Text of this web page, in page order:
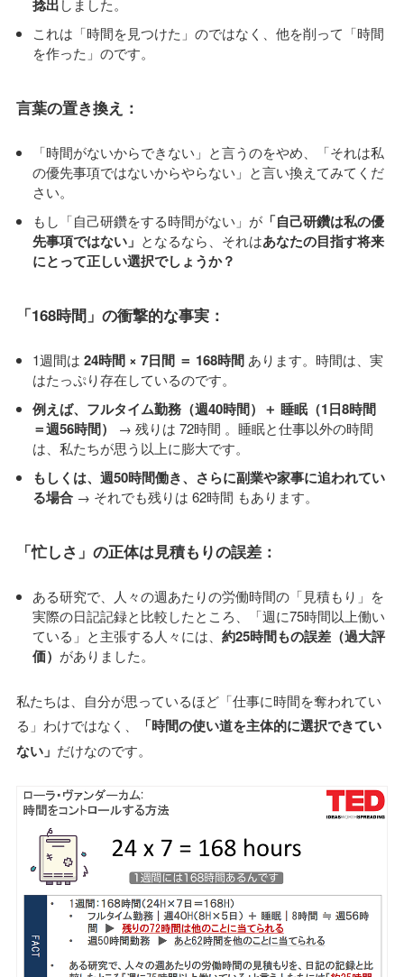
捻出しました。
これは「時間を見つけた」のではなく、他を削って「時間
を作った」のです。
言葉の置き換え：
「時間がないからできない」と言うのをやめ、「それは私
の優先事項ではないからやらない」と言い換えてみてくだ
さい。
もし「自己研鑽をする時間がない」が 「自己研鑽は私の優
先事項ではない」 となるなら、それはあなたの目指す将来
にとって正しい選択でしょうか？
「168時間」の衝撃的な事実：
1週間は 24時間 × 7日間 ＝ 168時間 あります。時間は、実
はたっぷり存在しているのです。
例えば、フルタイム勤務（週40時間）＋ 睡眠（1日8時間
＝週56時間）
→ 残りは 72時間 。睡眠と仕事以外の時間
は、私たちが思う以上に膨大です。
もしくは、週50時間働き、さらに副業や家事に追われてい
る場合 → それでも残りは 62時間 もあります。
「忙しさ」の正体は見積もりの誤差：
ある研究で、人々の週あたりの労働時間の「見積もり」を
実際の日記記録と比較したところ、「週に75時間以上働い
ている」と主張する人々には、 約25時間もの誤差（過大評
価） がありました。
私たちは、自分が思っているほど「仕事に時間を奪われてい
る」わけではなく、
「時間の使い道を主体的に選択できてい
ない」 だけなのです。